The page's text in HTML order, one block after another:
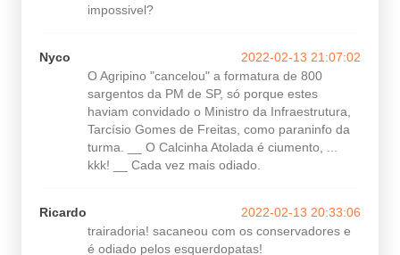
impossivel?
Nyco
2022-02-13 21:07:02
O Agripino "cancelou" a formatura de 800
sargentos da PM de SP, só porque estes
haviam convidado o Ministro da Infraestrutura,
Tarcísio Gomes de Freitas, como paraninfo da
turma. __ O Calcinha Atolada é ciumento, ...
kkk! __ Cada vez mais odiado.
Ricardo
2022-02-13 20:33:06
trairadoria! sacaneou com os conservadores e
é odiado pelos esquerdopatas!